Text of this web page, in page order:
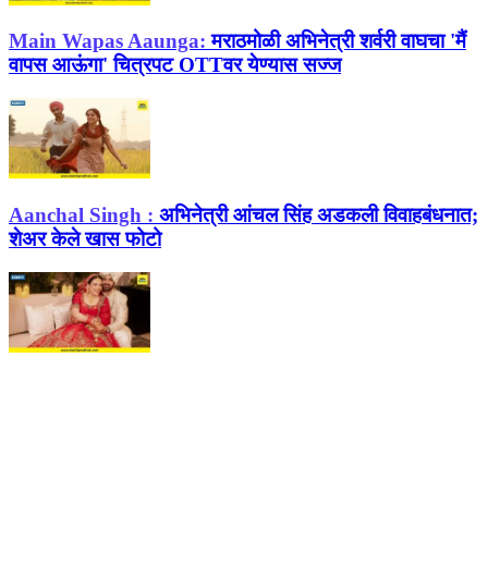
Main Wapas Aaunga: मराठमोळी अभिनेत्री शर्वरी वाघचा 'मैं
वापस आऊंगा' चित्रपट OTTवर येण्यास सज्ज
Aanchal Singh : अभिनेत्री आंचल सिंह अडकली विवाहबंधनात;
शेअर केले खास फोटो